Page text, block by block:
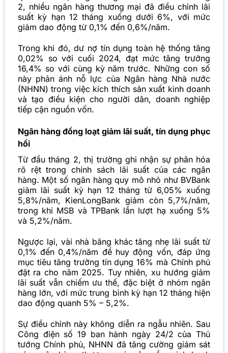
2, nhiều ngân hàng thương mại đã điều chỉnh lãi
suất kỳ hạn 12 tháng xuống dưới 6%, với mức
giảm dao động từ 0,1% đến 0,6%/năm.
Trong khi đó, dư nợ tín dụng toàn hệ thống tăng
0,02% so với cuối 2024, đạt mức tăng trưởng
16,4% so với cùng kỳ năm trước. Những con số
này phản ánh nỗ lực của Ngân hàng Nhà nước
(NHNN) trong việc kích thích sản xuất kinh doanh
và tạo điều kiện cho người dân, doanh nghiệp
tiếp cận nguồn vốn.
Ngân hàng đồng loạt giảm lãi suất, tín dụng phục
hồi
Từ đầu tháng 2, thị trường ghi nhận sự phân hóa
rõ rệt trong chính sách lãi suất của các ngân
hàng. Một số ngân hàng quy mô nhỏ như BVBank
giảm lãi suất kỳ hạn 12 tháng từ 6,05% xuống
5,8%/năm, KienLongBank giảm còn 5,7%/năm,
trong khi MSB và TPBank lần lượt hạ xuống 5%
và 5,2%/năm.
Ngược lại, vài nhà băng khác tăng nhẹ lãi suất từ
0,1% đến 0,4%/năm để huy động vốn, đáp ứng
mục tiêu tăng trưởng tín dụng 16% mà Chính phủ
đặt ra cho năm 2025. Tuy nhiên, xu hướng giảm
lãi suất vẫn chiếm ưu thế, đặc biệt ở nhóm ngân
hàng lớn, với mức trung bình kỳ hạn 12 tháng hiện
dao động quanh 5% – 5,2%.
Sự điều chỉnh này không diễn ra ngẫu nhiên. Sau
Công điện số 19 ban hành ngày 24/2 của Thủ
tướng Chính phủ, NHNN đã tăng cường giám sát